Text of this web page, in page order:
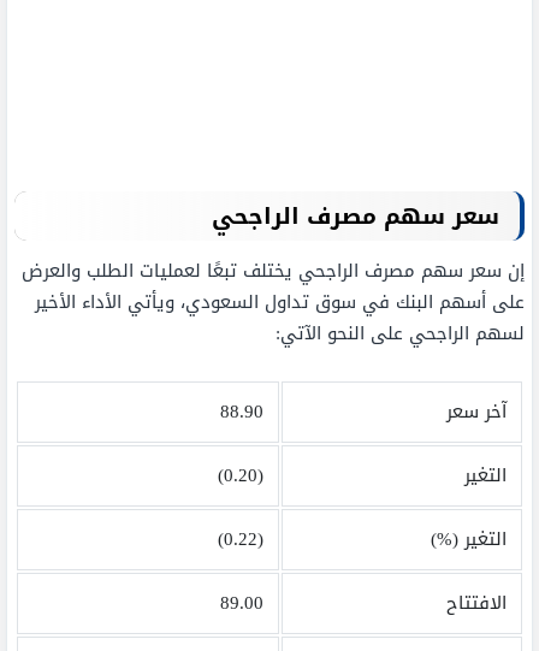
سعر سهم مصرف الراجحي
إن سعر سهم مصرف الراجحي يختلف تبعًا لعمليات الطلب والعرض
على أسهم البنك في سوق تداول السعودي، ويأتي الأداء الأخير
لسهم الراجحي على النحو الآتي:
آخر سعر
88.90
التغير
(0.20)
التغير (%)
(0.22)
الافتتاح
89.00